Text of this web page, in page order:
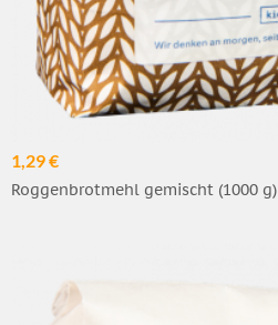
1,29 €
Roggenbrotmehl gemischt (1000 g)